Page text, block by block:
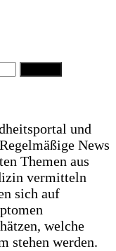
und
News
Themen aus
vermitteln
sich auf
welche
stehen werden.